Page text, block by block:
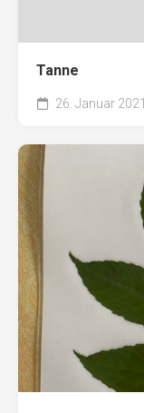
Tanne
26. Januar 2021